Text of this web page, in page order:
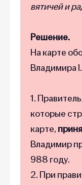
вятичей и
Решение.
На карте
Владимира I.
1.
которые
карте,
Владимир
988 году.
2. При